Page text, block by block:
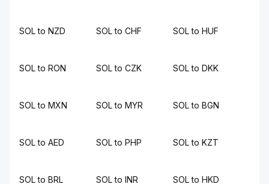
SOL to NZD SOL to CHF SOL to HUF
SOL to RON SOL to CZK SOL to DKK
SOL to MXN SOL to MYR SOL to BGN
SOL to AED SOL to PHP SOL to KZT
SOL to BRL SOL to INR SOL to HKD